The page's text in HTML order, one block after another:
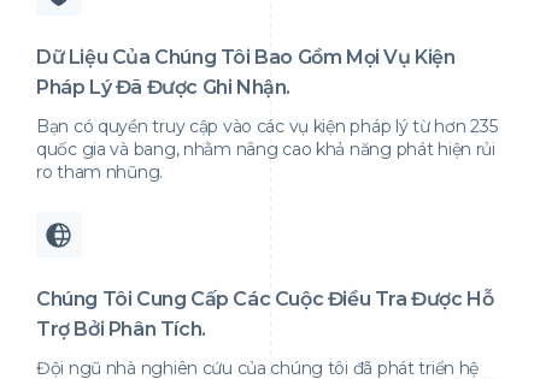
Dữ Liệu Của Chúng Tôi Bao Gồm Mọi Vụ Kiện
Pháp Lý Đã Được Ghi Nhận.
Bạn có quyền truy cập vào các vụ kiện pháp lý từ hơn 235
quốc gia và bang, nhằm nâng cao khả năng phát hiện rủi
ro tham nhũng.
Chúng Tôi Cung Cấp Các Cuộc Điều Tra Được Hỗ
Trợ Bởi Phân Tích.
Đội ngũ nhà nghiên cứu của chúng tôi đã phát triển hệ